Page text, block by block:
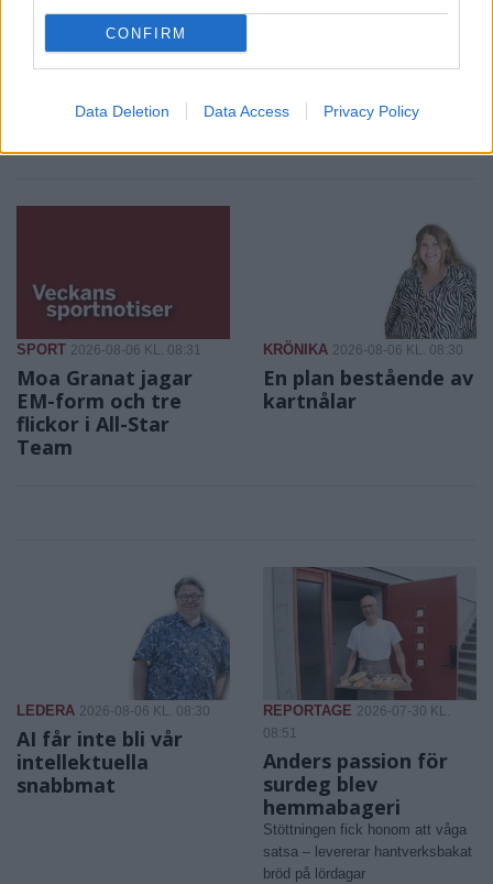
CONFIRM
Data Deletion Data Access Privacy Policy
Emma Tryti öppnar
upp ateljén för
keramikkurser
keramikkurs på hemmaplan
Experterna på KMHockey rankar
klubbar som värvat bäst inför
SPORT 2026-08-06 KL. 08:31
Moa Granat jagar
EM-form och tre
flickor i All-Star
Team
KRÖNIKA 2026-08-06 KL. 08:30
En plan bestående av
kartnålar
LEDERA 2026-08-06 KL. 08:30
AI får inte bli vår
intellektuella
snabbmat
REPORTAGE 2026-07-30 KL.
08:51
Anders passion för
surdeg blev
hemmabageri
Stöttningen fick honom att våga
satsa – levererar hantverksbakat
bröd på lördagar